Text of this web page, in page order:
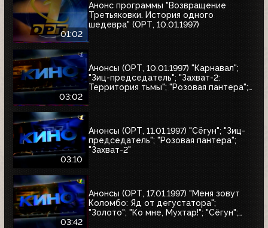
01:02
Анонс программы "Возвращение
Третьяковки. История одного
шедевра" (ОРТ, 10.01.1997)
03:02
Анонсы (ОРТ, 10.01.1997) "Карнавал";
"Зиц-председатель"; "Захват-2:
Территория тьмы"; "Розовая пантера";
03:10
Анонсы (ОРТ, 11.01.1997) "Сёгун"; "Зиц-
председатель"; "Розовая пантера";
"Захват-2"
03:42
Анонсы (ОРТ, 17.01.1997) "Меня зовут
Коломбо: Яд от дегустатора";
"Золото"; "Ко мне, Мухтар!"; "Сёгун";